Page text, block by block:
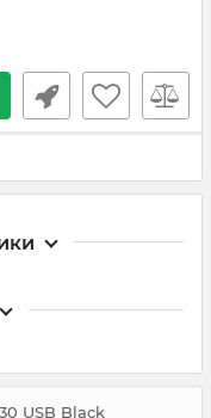
USB Black